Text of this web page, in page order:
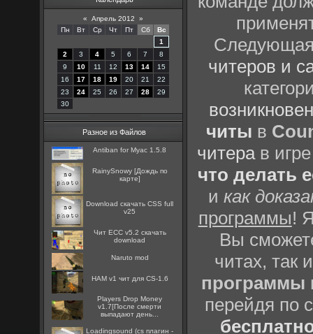
« Апрель 2012
»
Пн
Вт Ср Чт Пт Сб
Вс
1
2
3 4 5 6 7
8
9
10 11 12 13 14
15
16
17 18 19 20 21
22
23
24 25 26 27 28
29
30
Разное из Файлов
Antiban for Myac 1.5.8
RainySnowy [Дождь по
карте]
Download скачать CSS full
v25
Чит ECC v5.2 скачать
download
Naruto mod
HAM v1 чит для CS-1.6
Players Drop Money
v1.7[После смерти
выпадают день...
Loadingsound (cs плагин -
Следующая
читеров и
читы в
читерав
что делать
икак
программы!
Вы
читах, так
программы
перейдя по